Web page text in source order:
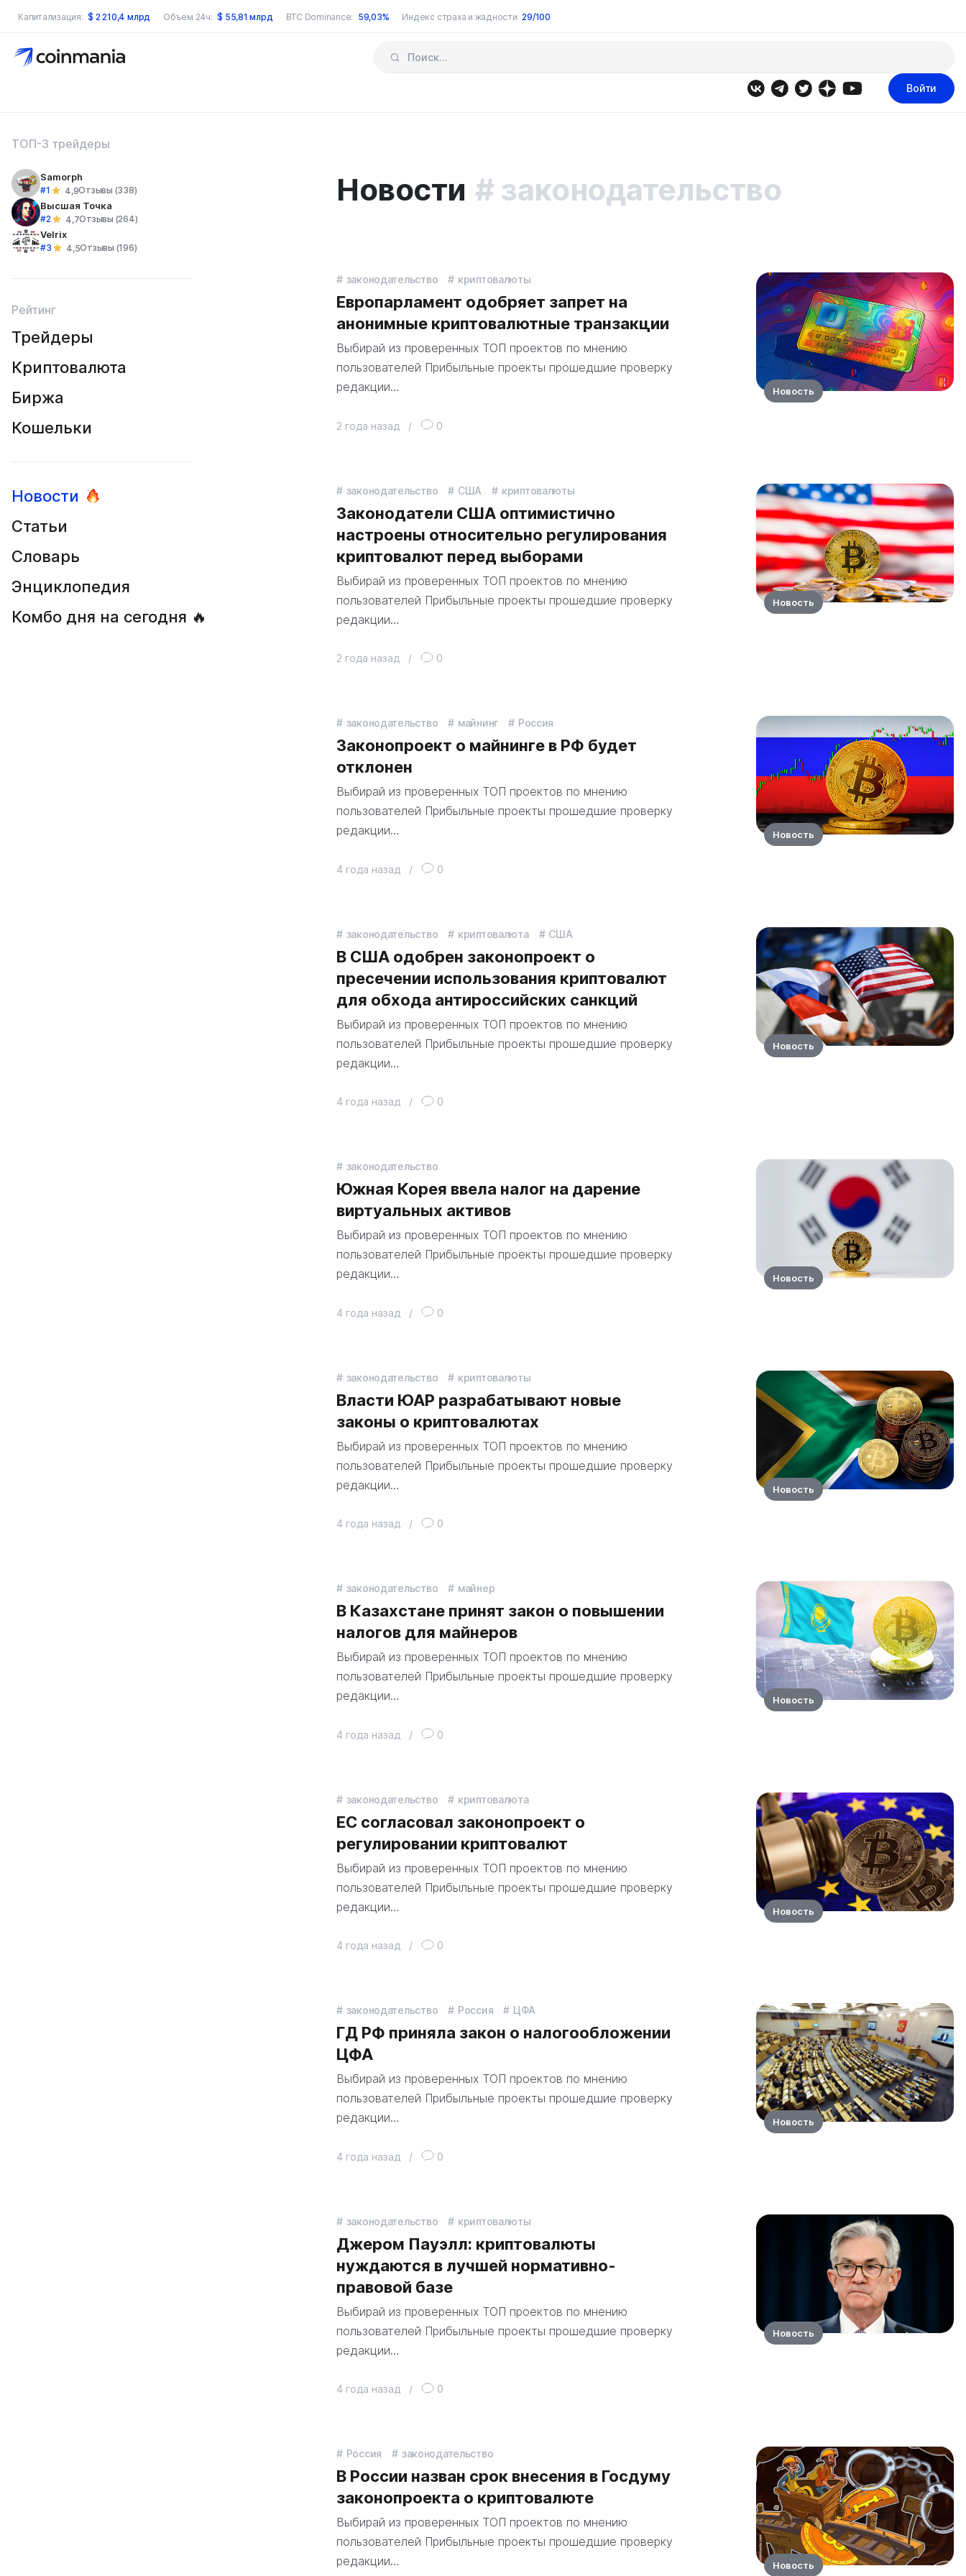
Капитализация: $ 2 210,4 млрд Объем 24ч: $ 55,81 млрд BTC Dominance: 59,03% Индекс страха и жадности 29/100
по сайту
Войти
ТОП-3 трейдеры
Samorph
#1 4,9Отзывы (338)
Высшая Точка
#2 4,7Отзывы (264)
Velrix
#3 4,5Отзывы (196)
Рейтинг
Трейдеры
Криптовалюта
Биржа
Кошельки
Новости
Статьи
Словарь
Энциклопедия
Комбо дня на сегодня 🔥
Новости законодательство
законодательство криптовалюты
Европарламент одобряет запрет на
анонимные криптовалютные транзакции
Выбирай из проверенных ТОП проектов по мнению
пользователей Прибыльные проекты прошедшие проверку
редакции…
2 года назад / 0
Новость
законодательство США криптовалюты
Законодатели США оптимистично
настроены относительно регулирования
криптовалют перед выборами
Выбирай из проверенных ТОП проектов по мнению
пользователей Прибыльные проекты прошедшие проверку
редакции…
2 года назад / 0
Новость
законодательство майнинг Россия
Законопроект о майнинге в РФ будет
отклонен
Выбирай из проверенных ТОП проектов по мнению
пользователей Прибыльные проекты прошедшие проверку
редакции…
4 года назад / 0
Новость
законодательство криптовалюта США
В США одобрен законопроект о
пресечении использования криптовалют
для обхода антироссийских санкций
Выбирай из проверенных ТОП проектов по мнению
пользователей Прибыльные проекты прошедшие проверку
редакции…
4 года назад / 0
Новость
законодательство
Южная Корея ввела налог на дарение
виртуальных активов
Выбирай из проверенных ТОП проектов по мнению
пользователей Прибыльные проекты прошедшие проверку
редакции…
4 года назад / 0
Новость
законодательство криптовалюты
Власти ЮАР разрабатывают новые
законы о криптовалютах
Выбирай из проверенных ТОП проектов по мнению
пользователей Прибыльные проекты прошедшие проверку
редакции…
4 года назад / 0
Новость
законодательство майнер
В Казахстане принят закон о повышении
налогов для майнеров
Выбирай из проверенных ТОП проектов по мнению
пользователей Прибыльные проекты прошедшие проверку
редакции…
4 года назад / 0
Новость
законодательство криптовалюта
ЕС согласовал законопроект о
регулировании криптовалют
Выбирай из проверенных ТОП проектов по мнению
пользователей Прибыльные проекты прошедшие проверку
редакции…
4 года назад / 0
Новость
законодательство Россия ЦФА
ГД РФ приняла закон о налогообложении
ЦФА
Выбирай из проверенных ТОП проектов по мнению
пользователей Прибыльные проекты прошедшие проверку
редакции…
4 года назад / 0
Новость
законодательство криптовалюты
Джером Пауэлл: криптовалюты
нуждаются в лучшей нормативно-
правовой базе
Выбирай из проверенных ТОП проектов по мнению
пользователей Прибыльные проекты прошедшие проверку
редакции…
4 года назад / 0
Новость
Россия законодательство
В России назван срок внесения в Госдуму
законопроекта о криптовалюте
Выбирай из проверенных ТОП проектов по мнению
пользователей Прибыльные проекты прошедшие проверку
редакции…
Новость